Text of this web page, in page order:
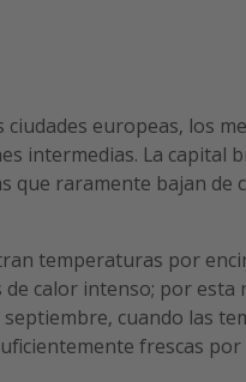
ciudades europeas, los
intermedias. La capital
que raramente bajan de
temperaturas por
calor intenso; por esta
cuando las
frescas por